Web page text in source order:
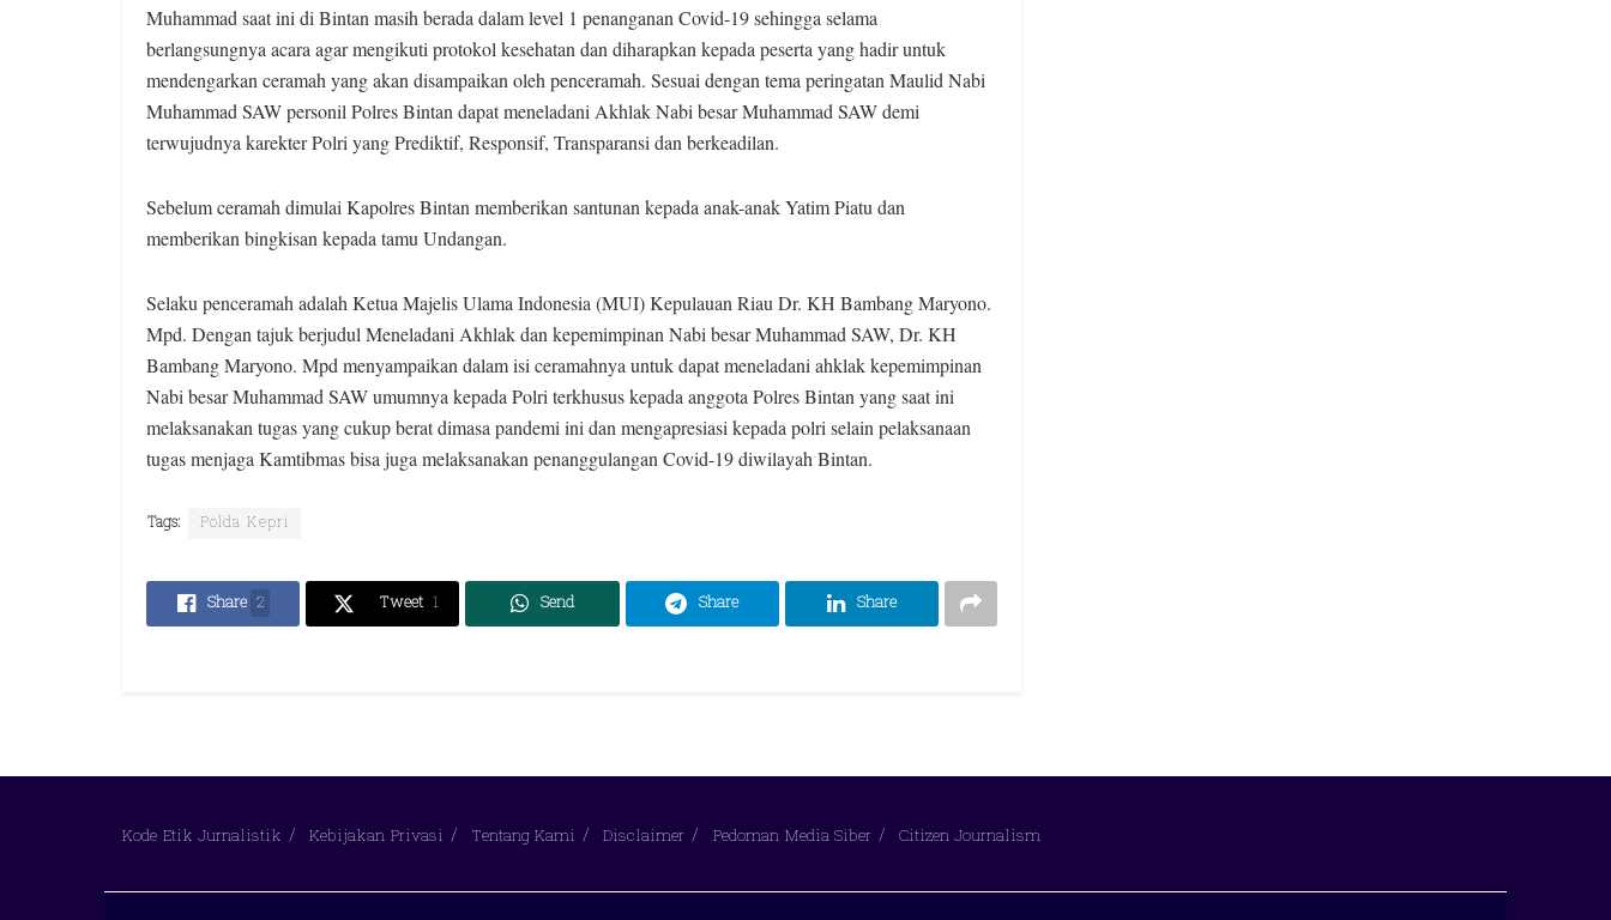
Muhammad saat ini di Bintan masih berada dalam level 1 penanganan Covid-19 sehingga selama
berlangsungnya acara agar mengikuti protokol kesehatan dan diharapkan kepada peserta yang hadir untuk
mendengarkan ceramah yang akan disampaikan oleh penceramah. Sesuai dengan tema peringatan Maulid Nabi
Muhammad SAW personil Polres Bintan dapat meneladani Akhlak Nabi besar Muhammad SAW demi
terwujudnya karekter Polri yang Prediktif, Responsif, Transparansi dan berkeadilan.
Sebelum ceramah dimulai Kapolres Bintan memberikan santunan kepada anak-anak Yatim Piatu dan
memberikan bingkisan kepada tamu Undangan.
Selaku penceramah adalah Ketua Majelis Ulama Indonesia (MUI) Kepulauan Riau Dr. KH Bambang Maryono.
Mpd. Dengan tajuk berjudul Meneladani Akhlak dan kepemimpinan Nabi besar Muhammad SAW, Dr. KH
Bambang Maryono. Mpd menyampaikan dalam isi ceramahnya untuk dapat meneladani ahklak kepemimpinan
Nabi besar Muhammad SAW umumnya kepada Polri terkhusus kepada anggota Polres Bintan yang saat ini
melaksanakan tugas yang cukup berat dimasa pandemi ini dan mengapresiasi kepada polri selain pelaksanaan
tugas menjaga Kamtibmas bisa juga melaksanakan penanggulangan Covid-19 diwilayah Bintan.
Tags: Polda Kepri
Share 2 Tweet 1 Send Share Share
Kode Etik Jurnalistik Kebijakan Privasi Tentang Kami Disclaimer Pedoman Media Siber Citizen Journalism